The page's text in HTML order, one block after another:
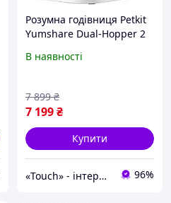
Розумна годівниця Petkit
Yumshare Dual-Hopper 2
[169178]
В наявності
7 199₴
7 899 ₴
Купити
«Touch» - інтернет-магазин електроніки та гаджетів 96%